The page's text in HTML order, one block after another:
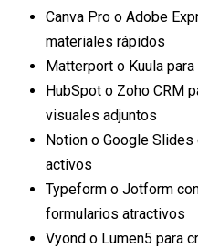
Canva Pro o Adobe
materiales rápidos
Matterport o Kuula para
HubSpot o Zoho CRM
visuales adjuntos
Notion o Google
activos
Typeform o Jotform
formularios atractivos
Vyond o Lumen5 para